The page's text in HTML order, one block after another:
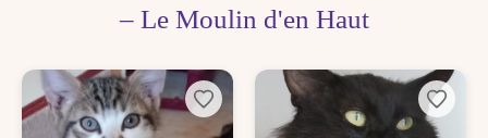
– Le Moulin d'en Haut